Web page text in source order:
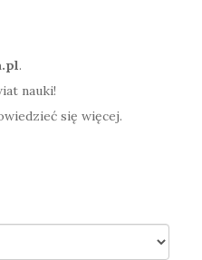
.
nauki!
się więcej.